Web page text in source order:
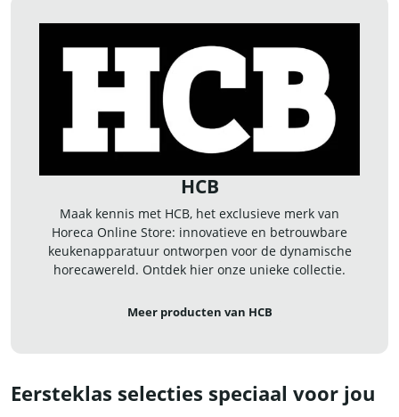
HCB
Maak kennis met HCB, het exclusieve merk van
Horeca Online Store: innovatieve en betrouwbare
keukenapparatuur ontworpen voor de dynamische
horecawereld. Ontdek hier onze unieke collectie.
Meer producten van HCB
Eersteklas selecties speciaal voor jou